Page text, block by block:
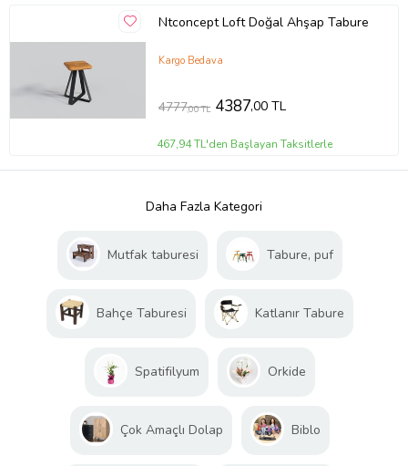
Ntconcept Loft Doğal Ahşap Tabure
Kargo Bedava
4777,00 TL 4387,00 TL
467,94 TL'den Başlayan Taksitlerle
Daha Fazla Kategori
Mutfak taburesi Tabure, puf
Bahçe Taburesi Katlanır Tabure
Spatifilyum Orkide
Çok Amaçlı Dolap Biblo